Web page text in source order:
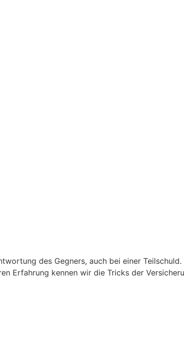
des Gegners, auch bei einer
Erfahrung kennen wir die Tricks der